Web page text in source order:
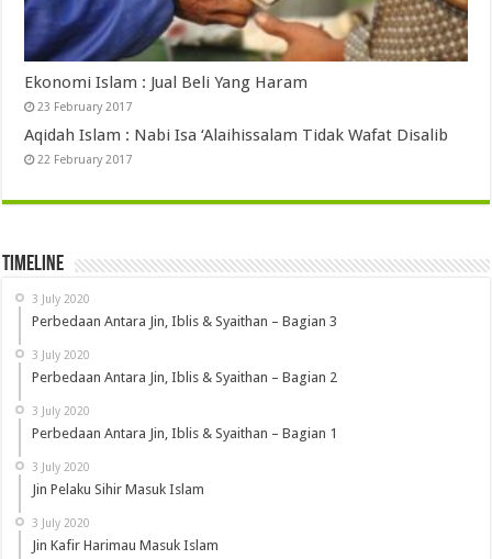
Ekonomi Islam : Jual Beli Yang Haram
23 February 2017
Aqidah Islam : Nabi Isa ‘Alaihissalam Tidak Wafat Disalib
22 February 2017
Timeline
3 July 2020
Perbedaan Antara Jin, Iblis & Syaithan – Bagian 3
3 July 2020
Perbedaan Antara Jin, Iblis & Syaithan – Bagian 2
3 July 2020
Perbedaan Antara Jin, Iblis & Syaithan – Bagian 1
3 July 2020
Jin Pelaku Sihir Masuk Islam
3 July 2020
Jin Kafir Harimau Masuk Islam